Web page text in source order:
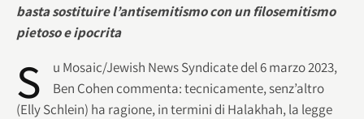
basta sostituire l’antisemitismo con un filosemitismo
pietoso e ipocrita
S
u Mosaic/Jewish News Syndicate del 6 marzo 2023,
Ben Cohen commenta: tecnicamente, senz’altro
(Elly Schlein) ha ragione, in termini di Halakhah, la legge